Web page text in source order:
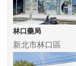
林口藥局
新北市林口區